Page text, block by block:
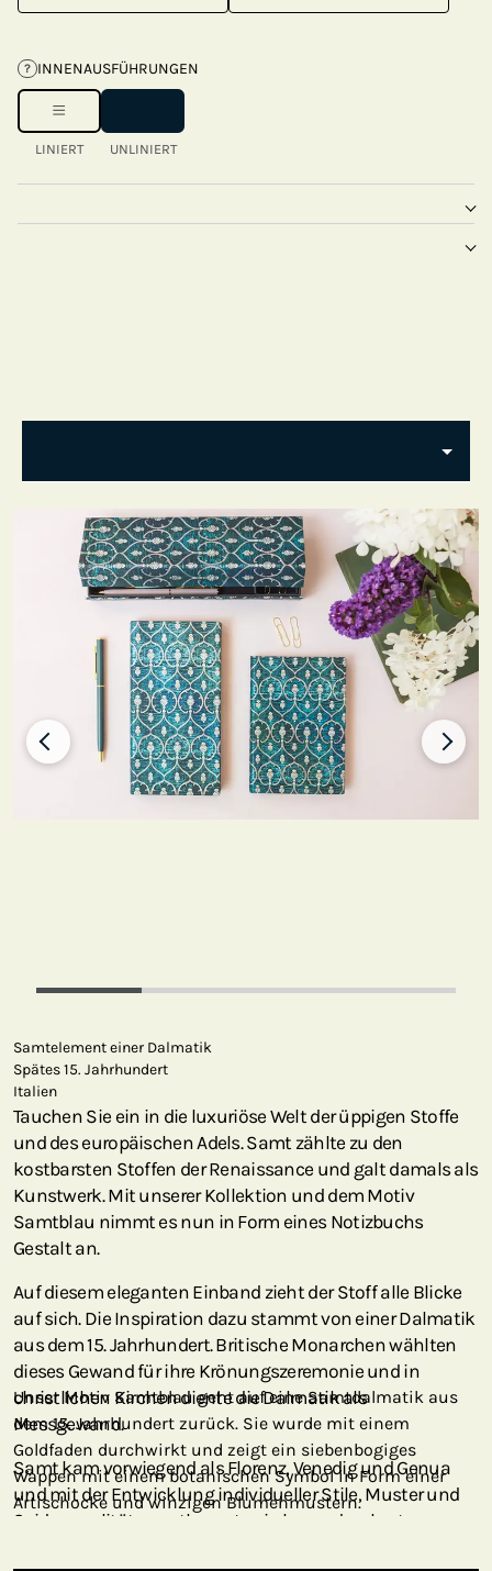
? INNENAUSFÜHRUNGEN
LINIERT UNLINIERT
Samtelement einer Dalmatik
Spätes 15. Jahrhundert
Italien
Tauchen Sie ein in die luxuriöse Welt der üppigen Stoffe
und des europäischen Adels. Samt zählte zu den
kostbarsten Stoffen der Renaissance und galt damals als
Kunstwerk. Mit unserer Kollektion und dem Motiv
Samtblau nimmt es nun in Form eines Notizbuchs
Gestalt an.
Auf diesem eleganten Einband zieht der Stoff alle Blicke
auf sich. Die Inspiration dazu stammt von einer Dalmatik
aus dem 15. Jahrhundert. Britische Monarchen wählten
dieses Gewand für ihre Krönungszeremonie und in
christlichen Kirchen diente die Dalmatik als
Messgewand.
Samt kam vorwiegend als Florenz, Venedig und Genua
und mit der Entwicklung individueller Stile, Muster und
Seidenqualitäten entbrannte ein besonders harter
Unser Motiv Samtblau geht auf eine Samtdalmatik aus
dem 15. Jahrhundert zurück. Sie wurde mit einem
Goldfaden durchwirkt und zeigt ein siebenbogiges
Wappen mit einem botanischen Symbol in Form einer
Artischocke und winzigen Blumenmustern.